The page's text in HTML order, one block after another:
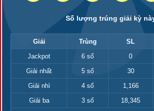
Số lượng trúng giải kỳ
Giải Trùng SL
Jackpot
6 số 0
Giải nhất
5 số 30
Giải nhì
4 số 1,166
Giải ba
3 số 18,345